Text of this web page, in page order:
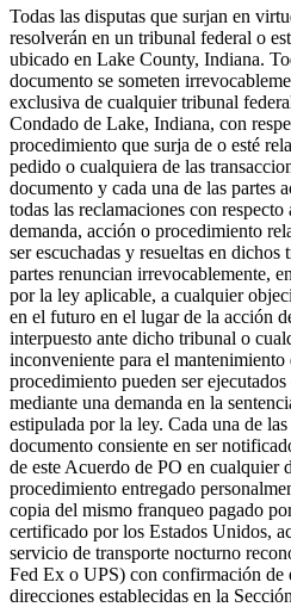
Todas las disputas que surjan en
resolverán en un tribunal federal o
ubicado en Lake County, Indiana.
documento se someten
exclusiva de cualquier tribunal
Condado de Lake, Indiana, con
procedimiento que surja de o esté
pedido o cualquiera de las
documento y cada una de las partes
todas las reclamaciones con
demanda, acción o procedimiento
ser escuchadas y resueltas en dichos
partes renuncian irrevocablemente,
por la ley aplicable, a cualquier
en el futuro en el lugar de la acción
interpuesto ante dicho tribunal o
inconveniente para el mantenimiento
procedimiento pueden ser
mediante una demanda en la
estipulada por la ley. Cada una de
documento consiente en ser
de este Acuerdo de PO en cualquier
procedimiento entregado
copia del mismo franqueo pagado
certificado por los Estados Unidos,
servicio de transporte nocturno
Fed Ex o UPS) con confirmación de
direcciones establecidas en la